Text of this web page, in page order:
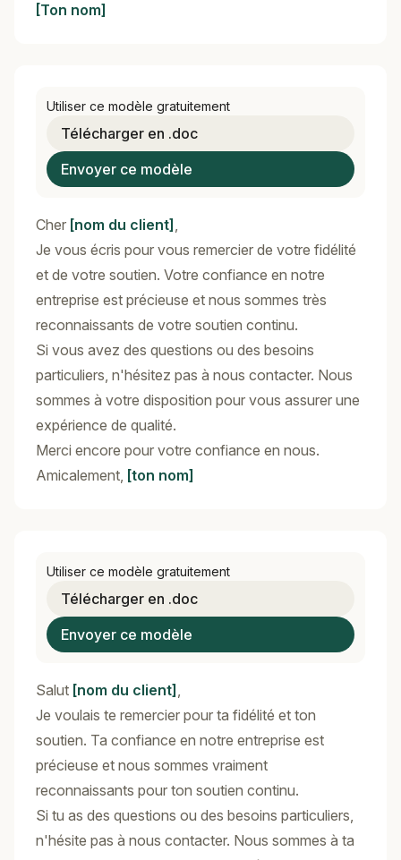
[Ton nom]
Utiliser ce modèle gratuitement
Télécharger en .doc
Envoyer ce modèle
Cher [nom du client] ,
Je vous écris pour vous remercier de votre fidélité
et de votre soutien. Votre confiance en notre
entreprise est précieuse et nous sommes très
reconnaissants de votre soutien continu.
Si vous avez des questions ou des besoins
particuliers, n'hésitez pas à nous contacter. Nous
sommes à votre disposition pour vous assurer une
expérience de qualité.
Merci encore pour votre confiance en nous.
Amicalement, [ton nom]
Utiliser ce modèle gratuitement
Télécharger en .doc
Envoyer ce modèle
Salut [nom du client] ,
Je voulais te remercier pour ta fidélité et ton
soutien. Ta confiance en notre entreprise est
précieuse et nous sommes vraiment
reconnaissants pour ton soutien continu.
Si tu as des questions ou des besoins particuliers,
n'hésite pas à nous contacter. Nous sommes à ta